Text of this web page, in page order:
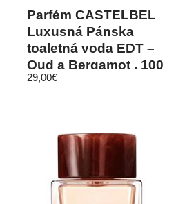
Parfém CASTELBEL
Luxusná Pánska
toaletná voda EDT –
Oud a Bergamot , 100
ml
29,00€